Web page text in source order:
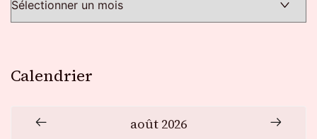
Calendrier
août 2026